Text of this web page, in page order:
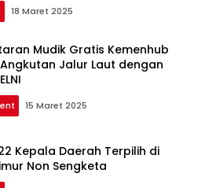
18 Maret 2025
Mudik Gratis Kemenhub
Jalur Laut dengan
15 Maret 2025
Kepala Daerah Terpilih di
Non Sengketa